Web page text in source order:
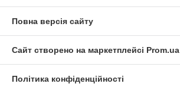
Повна версія сайту
Сайт створено на маркетплейсі Prom.ua
Політика конфіденційності